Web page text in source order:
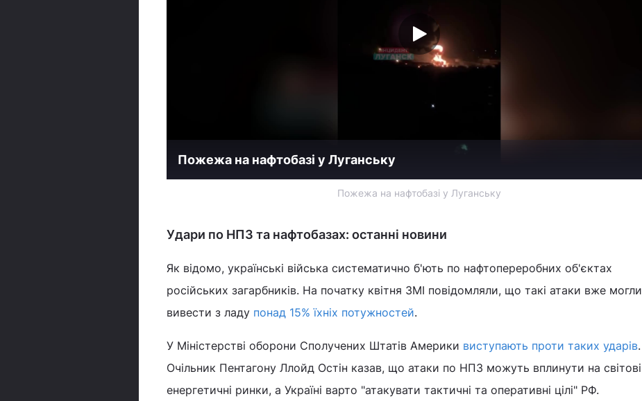
Пожежа на нафтобазі у Луганську
Пожежа на нафтобазі у Луганську
Удари по НПЗ та нафтобазах: останні новини
Як відомо, українські війська систематично б'ють по нафтопереробних об'єктах
російських загарбників. На початку квітня ЗМІ повідомляли, що такі атаки вже могли
вивести з ладу понад 15% їхніх потужностей.
У Міністерстві оборони Сполучених Штатів Америки виступають проти таких ударів.
Очільник Пентагону Ллойд Остін казав, що атаки по НПЗ можуть вплинути на світові
енергетичні ринки, а Україні варто "атакувати тактичні та оперативні цілі" РФ.